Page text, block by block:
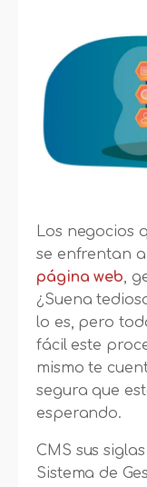
Los negocios
se enfrentan
página web,
¿Suena
lo es, pero
fácil este
mismo te
segura que
esperando.
CMS sus
Sistema de